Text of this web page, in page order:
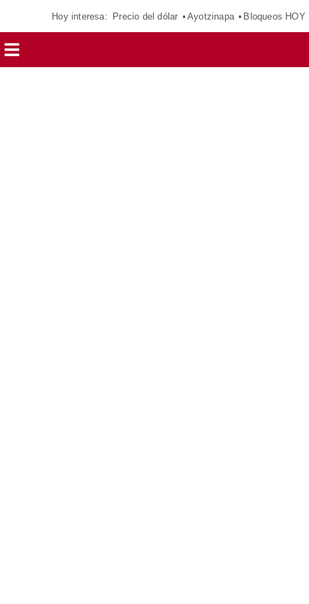
Hoy interesa: Precio del dólar Ayotzinapa Bloqueos HOY